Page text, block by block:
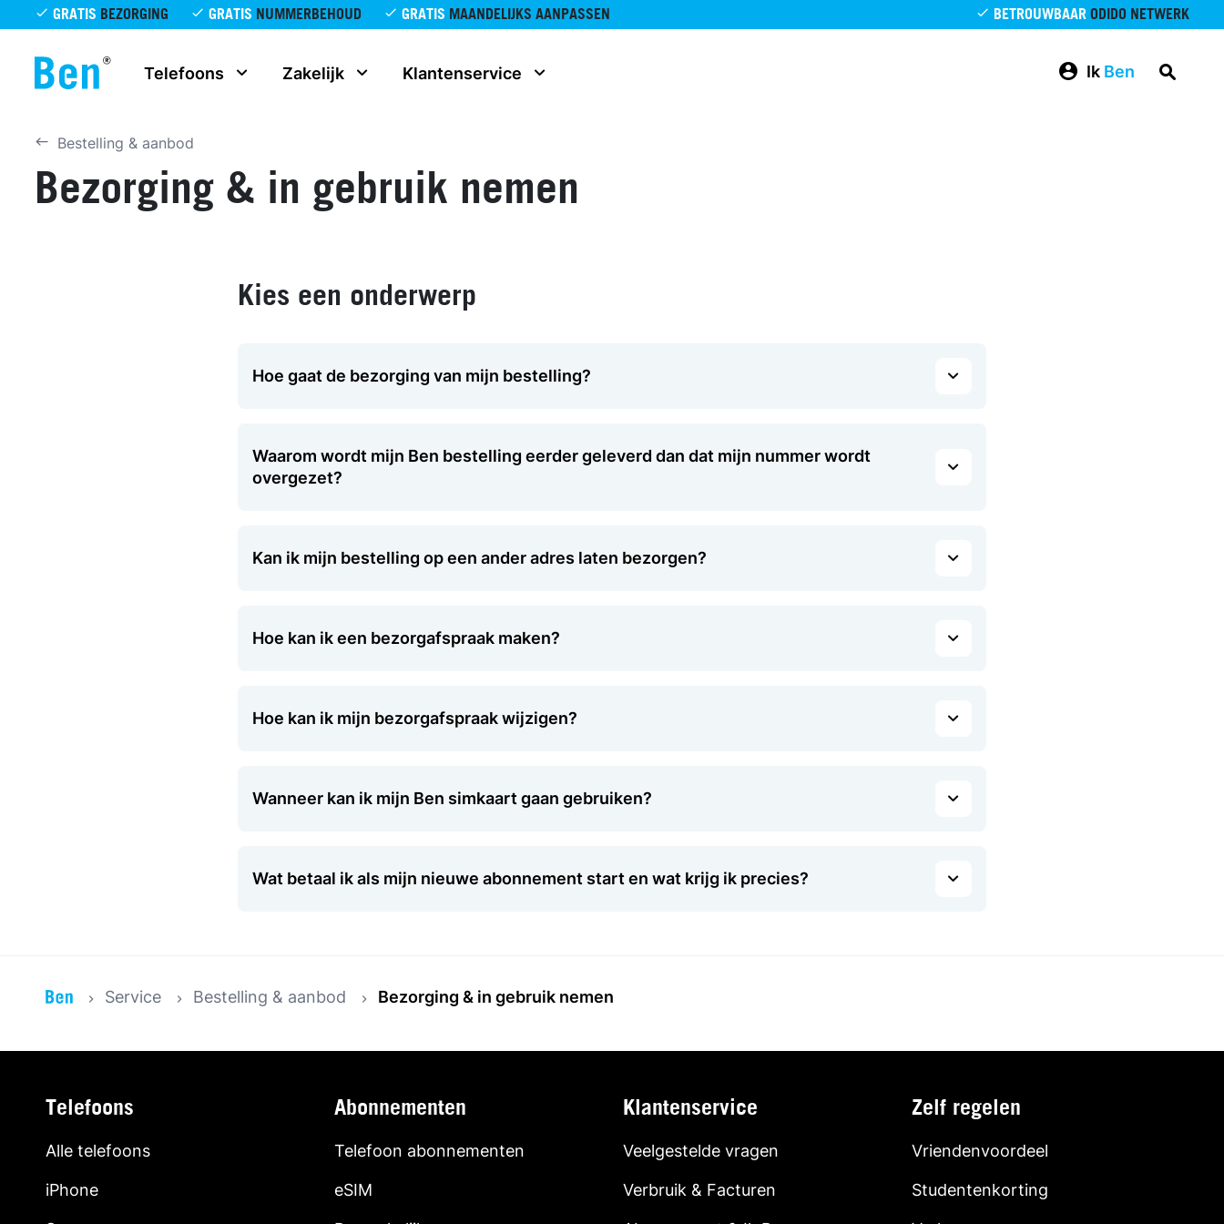
Overslaan en naar de inhoud gaan
GRATIS BEZORGING GRATIS NUMMERBEHOUD GRATIS MAANDELIJKS AANPASSEN BETROUWBAAR ODIDO NETWERK
Telefoons Zakelijk Klantenservice Ik Ben
Bestelling & aanbod
Bezorging & in gebruik nemen
Kies een onderwerp
Hoe gaat de bezorging van mijn bestelling?
Waarom wordt mijn Ben bestelling eerder geleverd dan dat mijn nummer wordt
overgezet?
Kan ik mijn bestelling op een ander adres laten bezorgen?
Hoe kan ik een bezorgafspraak maken?
Hoe kan ik mijn bezorgafspraak wijzigen?
Wanneer kan ik mijn Ben simkaart gaan gebruiken?
Wat betaal ik als mijn nieuwe abonnement start en wat krijg ik precies?
Service Bestelling & aanbod Bezorging & in gebruik nemen
Telefoons
Alle telefoons
iPhone
Abonnementen
Telefoon abonnementen
eSIM
Klantenservice
Veelgestelde vragen
Verbruik & Facturen
Zelf regelen
Vriendenvoordeel
Studentenkorting